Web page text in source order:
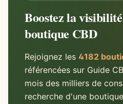
Boostez la
boutique CBD
Rejoignez les 4182
référencées sur Guide
mois des milliers de
recherche d'une